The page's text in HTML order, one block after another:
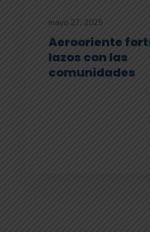
mayo 27, 2025
Aerooriente
lazos con las
comunidades